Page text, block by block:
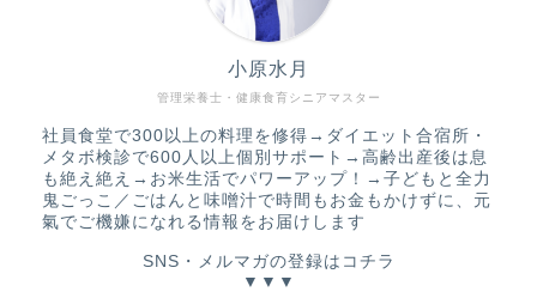
管理栄養士・健康食育シニアマスター
小原水月
社員食堂で300以上の料理を修得→ダイエット合宿所・
メタボ検診で600人以上個別サポート→高齢出産後は息
も絶え絶え→お米生活でパワーアップ！→子どもと全力
鬼ごっこ／ごはんと味噌汁で時間もお金もかけずに、元
氣でご機嫌になれる情報をお届けします
SNS・メルマガの登録はコチラ
▼▼▼